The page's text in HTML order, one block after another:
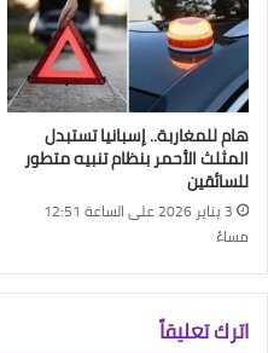
هام للمغاربة.. إسبانيا تستبدل
المثلث الأحمر بنظام تنبيه متطور
للسائقين
3 يناير 2026 على الساعة 12:51
مساءً
اترك تعليقاً